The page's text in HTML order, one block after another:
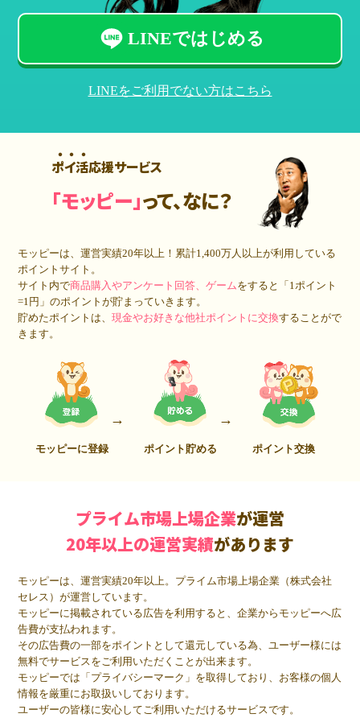
LINEではじめる
LINEをご利用でない方はこちら
ポイ活応援サービス
「モッピー」って、なに？
モッピーは、運営実績20年以上！累計1,400万人 以上が利用している
ポイントサイト。
サイト内で商品購入やアンケート回答、ゲームをすると「1ポイント
=1円」のポイントが貯まっていきます。
貯めたポイントは、現金やお好きな他社ポイントに交換することがで
きます。
モッピーに登録 ポイント貯める ポイント交換
プライム市場上場企業が運営
20年以上の運営実績があります
モッピーは、運営実績20年以上。プライム市場上場企業（株式会社
セレス）が運営しています。
モッピーに掲載されている広告を利用すると、企業からモッピーへ広
告費が支払われます。
その広告費の一部をポイントとして還元している為、ユーザー様には
無料でサービスをご利用いただくことが出来ます。
モッピーでは「プライバシーマーク」を取得しており、お客様の個人
情報を厳重にお取扱いしております。
ユーザーの皆様に安心してご利用いただけるサービスです。